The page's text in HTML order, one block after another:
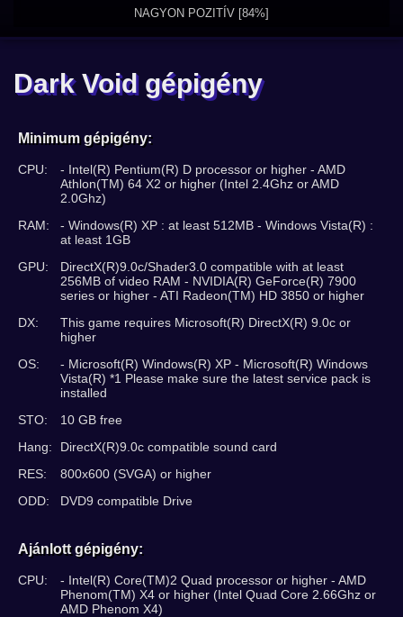
NAGYON POZITÍV [84%]
Dark Void gépigény
Minimum gépigény:
CPU:
- Intel(R) Pentium(R) D processor or higher - AMD
Athlon(TM) 64 X2 or higher (Intel 2.4Ghz or AMD
2.0Ghz)
RAM:
- Windows(R) XP : at least 512MB - Windows Vista(R) :
at least 1GB
GPU:
DirectX(R)9.0c/Shader3.0 compatible with at least
256MB of video RAM - NVIDIA(R) GeForce(R) 7900
series or higher - ATI Radeon(TM) HD 3850 or higher
DX:
This game requires Microsoft(R) DirectX(R) 9.0c or
higher
OS:
- Microsoft(R) Windows(R) XP - Microsoft(R) Windows
Vista(R) *1 Please make sure the latest service pack is
installed
STO:
10 GB free
Hang:
DirectX(R)9.0c compatible sound card
RES:
800x600 (SVGA) or higher
ODD:
DVD9 compatible Drive
Ajánlott gépigény:
CPU:
- Intel(R) Core(TM)2 Quad processor or higher - AMD
Phenom(TM) X4 or higher (Intel Quad Core 2.66Ghz or
AMD Phenom X4)